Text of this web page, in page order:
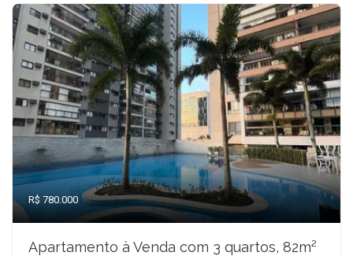
R$ 780.000
Apartamento à Venda com 3 quartos, 82m²